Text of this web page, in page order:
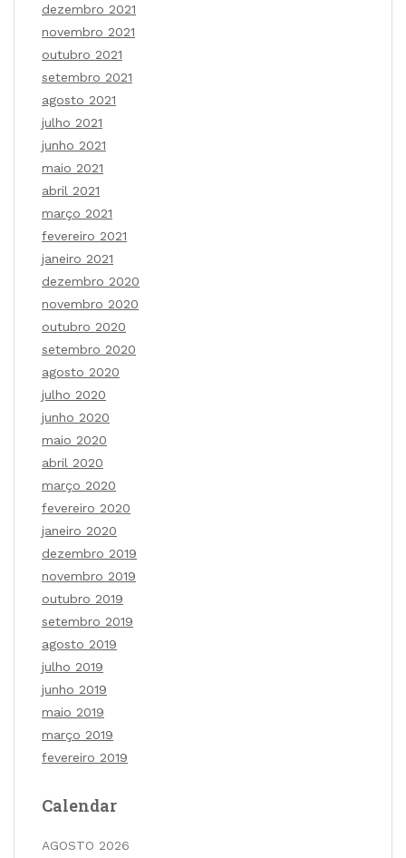
dezembro 2021
novembro 2021
outubro 2021
setembro 2021
agosto 2021
julho 2021
junho 2021
maio 2021
abril 2021
março 2021
fevereiro 2021
janeiro 2021
dezembro 2020
novembro 2020
outubro 2020
setembro 2020
agosto 2020
julho 2020
junho 2020
maio 2020
abril 2020
março 2020
fevereiro 2020
janeiro 2020
dezembro 2019
novembro 2019
outubro 2019
setembro 2019
agosto 2019
julho 2019
junho 2019
maio 2019
março 2019
fevereiro 2019
Calendar
AGOSTO 2026